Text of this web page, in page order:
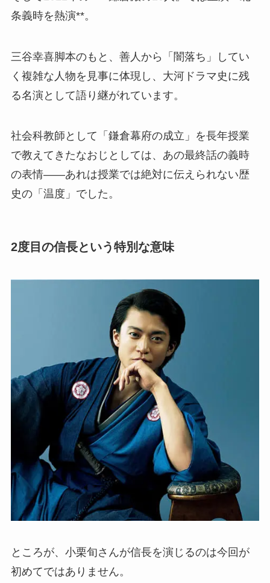
条義時を熱演**。
三谷幸喜脚本のもと、善人から「闇落ち」してい
く複雑な人物を見事に体現し、大河ドラマ史に残
る名演として語り継がれています。
社会科教師として「鎌倉幕府の成立」を長年授業
で教えてきたなおじとしては、あの最終話の義時
の表情——あれは授業では絶対に伝えられない歴
史の「温度」でした。
2度目の信長という特別な意味
ところが、小栗旬さんが信長を演じるのは今回が
初めてではありません。